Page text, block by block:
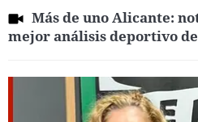
Más de uno Alicante:
mejor análisis deportivo